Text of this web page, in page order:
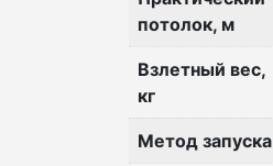
потолок, м
Взлетный вес,
кг
Метод запуска